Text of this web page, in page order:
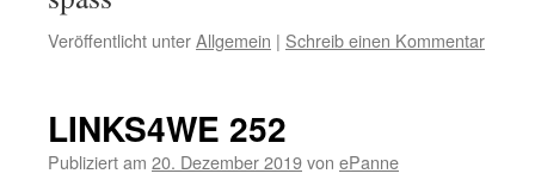
Veröffentlicht unterAllgemein | Schreib einen Kommentar
LINKS4WE 252
Publiziert am 20. Dezember 2019von ePanne